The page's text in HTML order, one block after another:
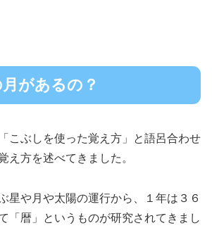
があるの？
こぶしを使った覚え方」と語呂合わせ
え方を述べてきました。
星や月や太陽の運行から、１年は３６
「暦」というものが研究されてきまし